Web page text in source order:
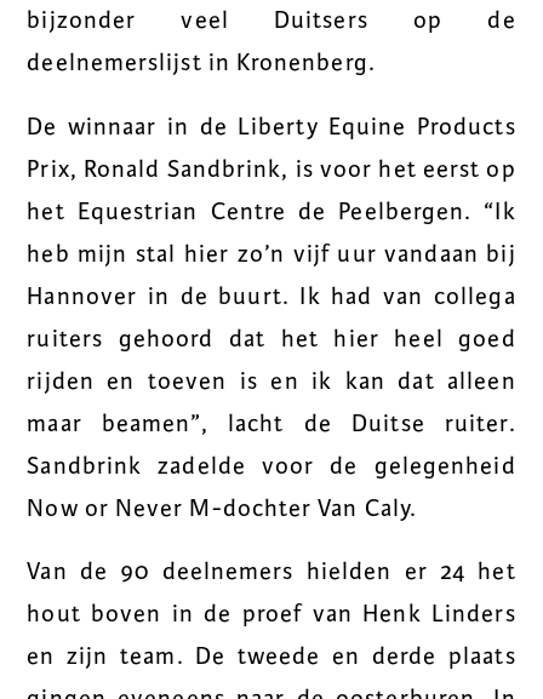
bijzonder veel Duitsers op de
deelnemerslijst in Kronenberg.
De winnaar in de Liberty Equine Products
Prix, Ronald Sandbrink, is voor het eerst op
het Equestrian Centre de Peelbergen. “Ik
heb mijn stal hier zo’n vijf uur vandaan bij
Hannover in de buurt. Ik had van collega
ruiters gehoord dat het hier heel goed
rijden en toeven is en ik kan dat alleen
maar beamen”, lacht de Duitse ruiter.
Sandbrink zadelde voor de gelegenheid
Now or Never M-dochter Van Caly.
Van de 90 deelnemers hielden er 24 het
hout boven in de proef van Henk Linders
en zijn team. De tweede en derde plaats